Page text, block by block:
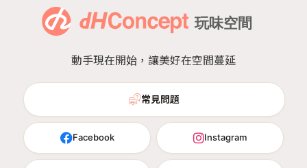
動手現在開始，讓美好在空間蔓延
常見問題
Facebook Instagram